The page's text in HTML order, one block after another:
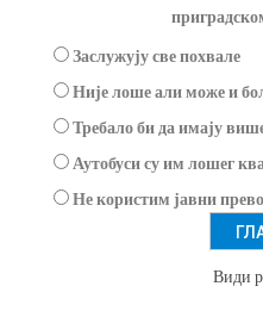
Заслужују све похвале
Није лоше али може и
Требало би да имају
Аутобуси су им лошег
Не користим јавни
Види